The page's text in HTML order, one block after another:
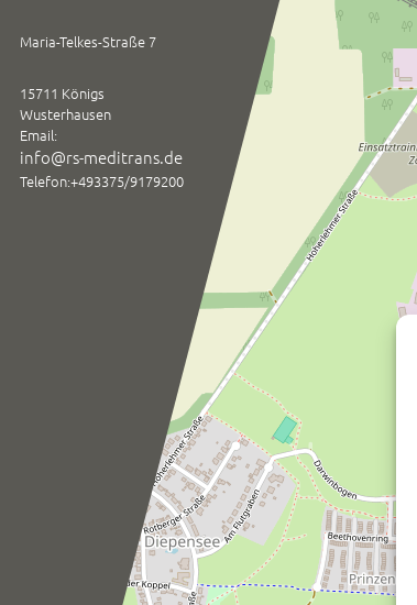
Maria-Telkes-Straße 7
15711 Königs
Wusterhausen
Email:
info@rs-meditrans.de
Telefon:+493375/9179200